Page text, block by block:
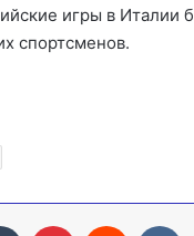
игры в Италии
спортсменов.
Tumblr Pinterest Reddit